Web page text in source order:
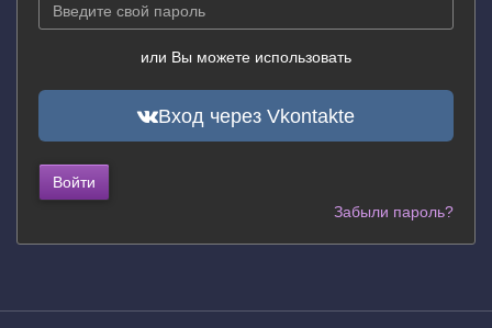
или Вы можете использовать
Вход через Vkontakte
Войти
Забыли пароль?